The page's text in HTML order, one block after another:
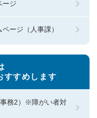
ージ
ージ（人事課）
すすめします
務2）※障がい者対